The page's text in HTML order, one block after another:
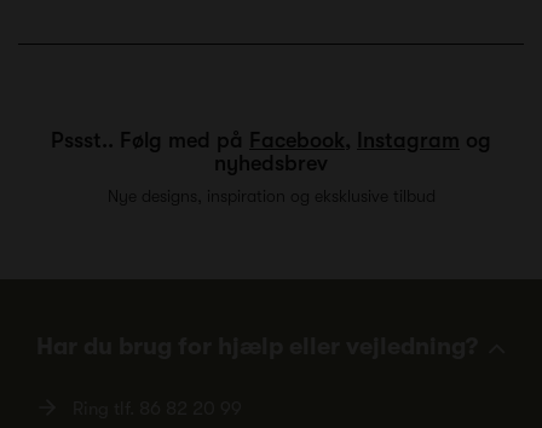
Pssst.. Følg med på Facebook, Instagram og
nyhedsbrev
Nye designs, inspiration og eksklusive tilbud